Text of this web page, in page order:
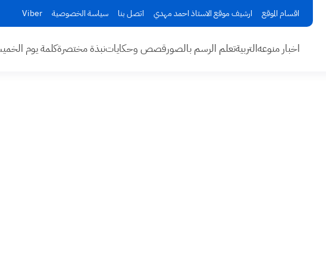
اقسام الموقع ارشيف موقع الاستاذ احمد مهدي اتصل بنا سياسة الخصوصية Viber
اخبار منوعهالتربيةتعلم الرسم بالصورقصص وحكاياتنبذة مختصرةكلمة يوم